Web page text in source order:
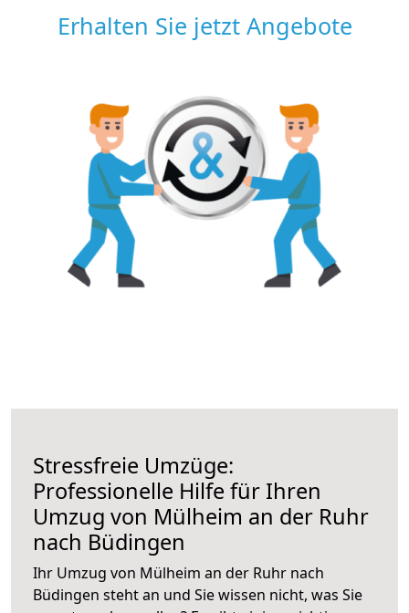
Erhalten Sie jetzt Angebote
Stressfreie Umzüge:
Professionelle Hilfe für Ihren
Umzug von Mülheim an der Ruhr
nach Büdingen
Ihr Umzug von Mülheim an der Ruhr nach
Büdingen steht an und Sie wissen nicht, was Sie